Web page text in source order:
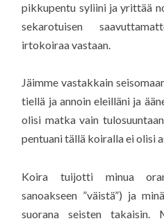
pikkupentu syliini ja yrittää
sekarotuisen
irtokoiraa vastaan.
Jäimme vastakkain
tiellä ja annoin eleilläni ja
olisi matka vain
pentuani tällä koiralla ei olisi
Koira tuijotti minua
sanoakseen ”väistä”) ja
suorana seisten takaisin.